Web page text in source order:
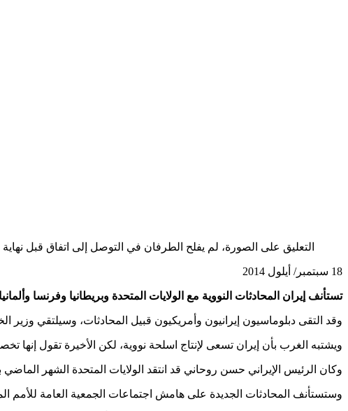
التعليق على الصورة، لم يفلح الطرفان في التوصل إلى اتفاق قبل نهاية المهلة في
18 سبتمبر/ أيلول 2014
تستأنف إيران المحادثات النووية مع الولايات المتحدة وبريطانيا وفرنسا
وقد التقى دبلوماسيون إيرانيون وأمريكيون قبيل المحادثات، وسيلتقي وزير
ويشتبه الغرب بأن إيران تسعى لإنتاج اسلحة نووية، لكن الأخيرة تقول
وكان الرئيس الإيراني حسن روحاني قد انتقد الولايات المتحدة الشهر الماضي بسبب فرضها
وستستأنف المحادثات الجديدة على هامش اجتماعات الجمعية العامة للأمم المتحدة،